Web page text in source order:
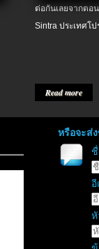
ต่อกันเลยจากต
Sintra ประเทศโป
Read more
หรือจะส่
อี
หั